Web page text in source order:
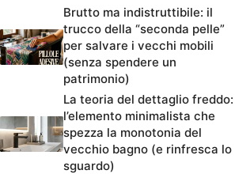
Brutto ma indistruttibile: il
trucco della “seconda pelle”
per salvare i vecchi mobili
(senza spendere un
patrimonio)
La teoria del dettaglio freddo:
l’elemento minimalista che
spezza la monotonia del
vecchio bagno (e rinfresca lo
sguardo)